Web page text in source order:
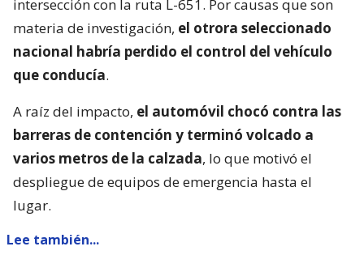
intersección con la ruta L-651. Por causas que son
materia de investigación, el otrora seleccionado
nacional habría perdido el control del vehículo
que conducía.
A raíz del impacto, el automóvil chocó contra las
barreras de contención y terminó volcado a
varios metros de la calzada, lo que motivó el
despliegue de equipos de emergencia hasta el
lugar.
Lee también...